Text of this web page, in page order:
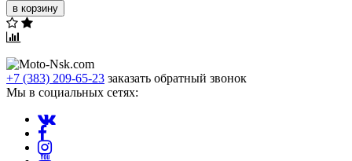
в корзину
+7 (383) 209-65-23 заказать обратный звонок
Мы в социальных сетях: